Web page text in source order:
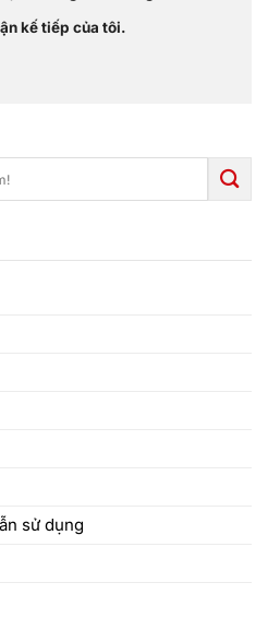
kế tiếp của tôi.
sử dụng